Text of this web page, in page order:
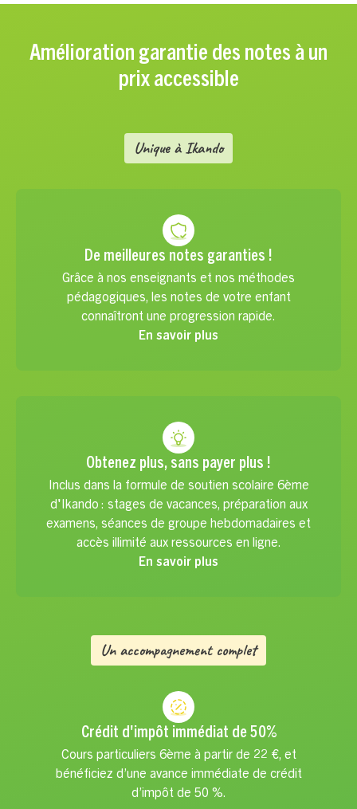
Amélioration garantie des notes à un
prix accessible
Unique à Ikando
De meilleures notes garanties !
Grâce à nos enseignants et nos méthodes
pédagogiques, les notes de votre enfant
connaîtront une progression rapide.
En savoir plus
Obtenez plus, sans payer plus !
Inclus dans la formule de soutien scolaire 6ème
d'Ikando : stages de vacances, préparation aux
examens, séances de groupe hebdomadaires et
accès illimité aux ressources en ligne.
En savoir plus
Un accompagnement complet
Crédit d'impôt immédiat de 50%
Cours particuliers 6ème à partir de 22 €, et
bénéficiez d’une avance immédiate de crédit
d’impôt de 50 %.